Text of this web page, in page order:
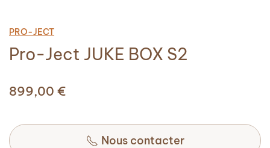
PRO-JECT
Pro-Ject JUKE BOX S2
899,00 €
Nous contacter